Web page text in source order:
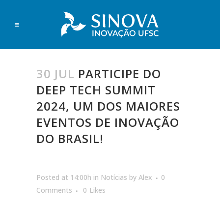
30 JUL PARTICIPE DO
DEEP TECH SUMMIT
2024, UM DOS MAIORES
EVENTOS DE INOVAÇÃO
DO BRASIL!
Posted at 14:00h in Notícias by Alex
0
Comments
0 Likes